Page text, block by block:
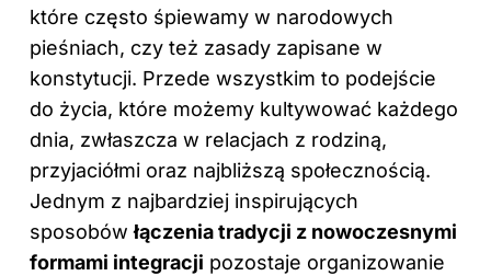
które często śpiewamy w narodowych
pieśniach, czy też zasady zapisane w
konstytucji. Przede wszystkim to podejście
do życia, które możemy kultywować każdego
dnia, zwłaszcza w relacjach z rodziną,
przyjaciółmi oraz najbliższą społecznością.
Jednym z najbardziej inspirujących
sposobówłączenia tradycji z nowoczesnymi
formami integracji pozostaje organizowanie